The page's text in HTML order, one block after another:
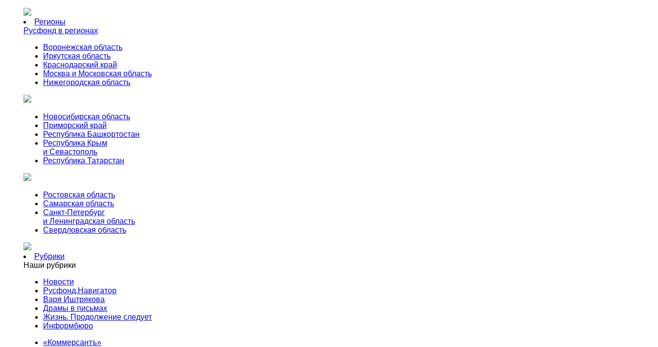
Регионы
Русфонд в регионах
Воронежская область
Иркутская область
Краснодарский край
Москва и Московская область
Нижегородская область
Новосибирская область
Приморский край
Республика Башкортостан
Республика Крым
и Севастополь
Республика Татарстан
Ростовская область
Самарская область
Санкт-Петербург
и Ленинградская область
Свердловская область
Рубрики
Наши рубрики
Новости
Русфонд.Навигатор
Варя Иштрякова
Драмы в письмах
Жизнь. Продолжение следует
Информбюро
«Коммерсантъ»